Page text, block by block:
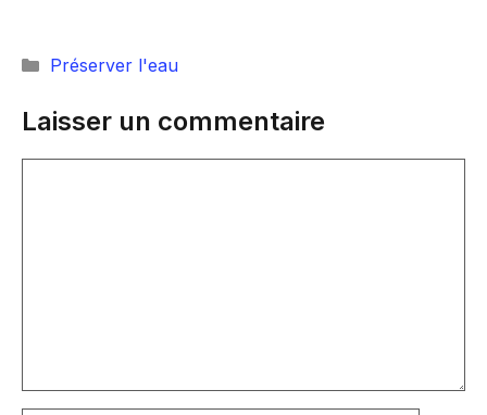
Catégories
Préserver l'eau
Laisser un commentaire